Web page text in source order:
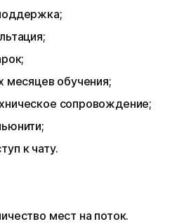
месяцев обучения;
сопровождение;
к чату.
мест на поток.